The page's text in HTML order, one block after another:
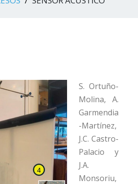
S. Ortuño-
Molina, A.
Garmendia
-Martínez,
J.C. Castro-
Palacio y
J.A.
Monsoriu,